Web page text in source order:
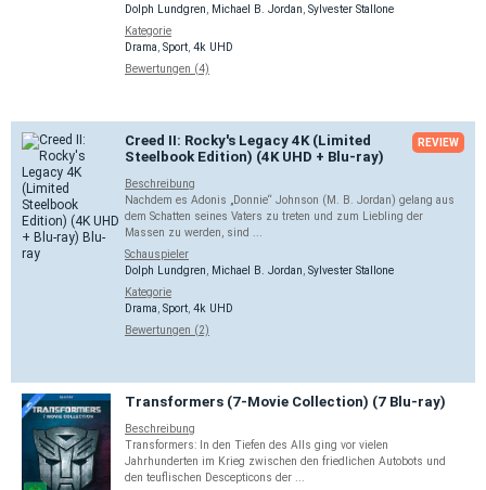
Dolph Lundgren
Michael B. Jordan Sylvester Stallone
Kategorie
Drama Sport 4k UHD
Bewertungen (4)
Creed II: Rocky's Legacy 4K (Limited
Steelbook Edition) (4K UHD + Blu-ray)
REVIEW
Beschreibung
Nachdem es Adonis „Donnie“ Johnson (M. B. Jordan) gelang aus
dem Schatten seines Vaters zu treten und zum Liebling der
Massen zu werden, sind ...
Schauspieler
Dolph Lundgren
Michael B. Jordan Sylvester Stallone
Kategorie
Drama Sport 4k UHD
Bewertungen (2)
Transformers (7-Movie Collection) (7 Blu-ray)
Beschreibung
Transformers: In den Tiefen des Alls ging vor vielen
Jahrhunderten im Krieg zwischen den friedlichen Autobots und
den teuflischen Descepticons der ...